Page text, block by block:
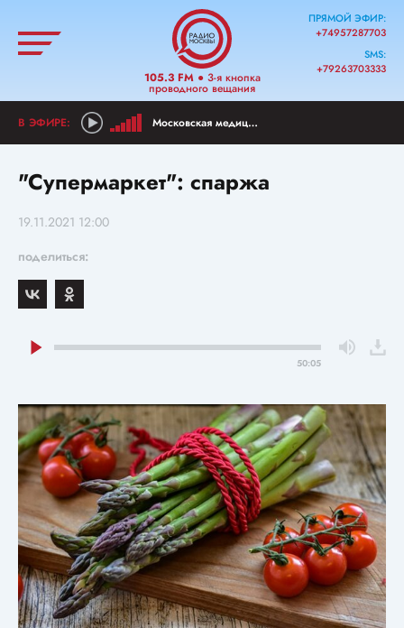
105.3 FM● 3-я кнопка
проводного вещания
ПРЯМОЙ ЭФИР:
+74957287703
SMS:
+79263703333
Московская медицина
"Супермаркет": спаржа
19.11.2021 12:00
поделиться:
50:05